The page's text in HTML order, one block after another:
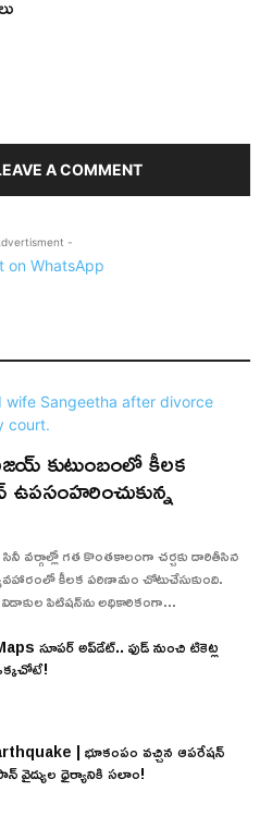
A COMMENT
-
కుటుంబంలో కీలక
ఉపసంహరించుకున్న
వర్గాల్లో గత కొంతకాలంగా చర్చకు దారితీసిన
కీలక పరిణామం చోటుచేసుకుంది.
పిటిషన్‌ను అధికారికంగా...
సూపర్ అప్‌డేట్.. ఫుడ్ నుంచి టికెట్ల
| భూకంపం వచ్చిన ఆపరేషన్
వైద్యుల ధైర్యానికి సలాం!